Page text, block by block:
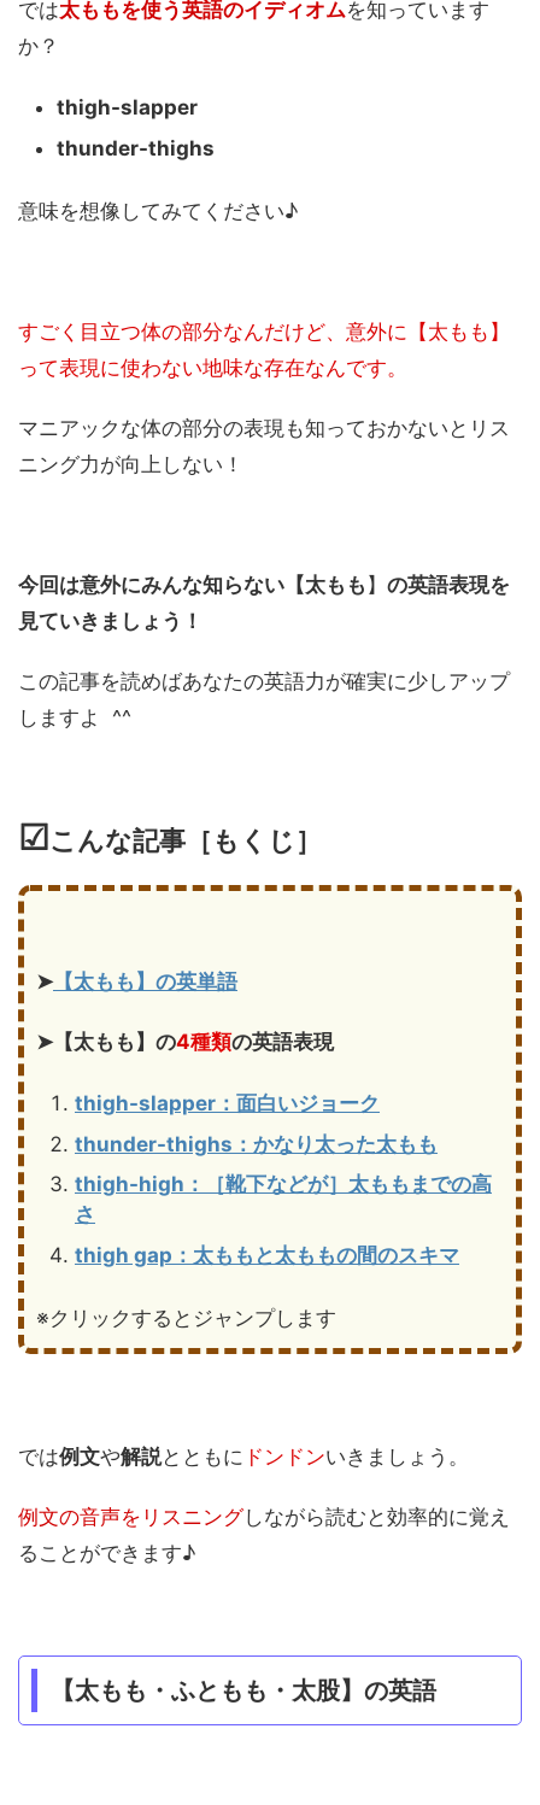
では太ももを使う英語のイディオムを知っています
か？
thigh-slapper
thunder-thighs
意味を想像してみてください♪
すごく目立つ体の部分なんだけど、意外に【太もも】
って表現に使わない地味な存在なんです。
マニアックな体の部分の表現も知っておかないとリス
ニング力が向上しない！
今回は意外にみんな知らない【太もも 】 の英語表現を
見ていきましょう！
この記事を読めばあなたの英語力が確実に少しアップ
しますよ ^^
☑こんな記事［もくじ］
➤【太もも】の英単語
➤【太もも】の4種類の英語表現
thigh-slapper：面白いジョーク
thunder-thighs：かなり太った太もも
thigh-high：［靴下などが］太ももまでの高
さ
thigh gap：太ももと太ももの間のスキマ
※クリックするとジャンプします
では例文や解説とともに ドンドンいきましょう。
例文の音声をリスニングしながら読むと効率的に覚え
ることができます♪
【太もも・ふともも・太股】の英語